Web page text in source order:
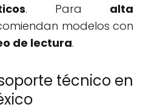
. Para alta
modelos con
de lectura.
técnico en